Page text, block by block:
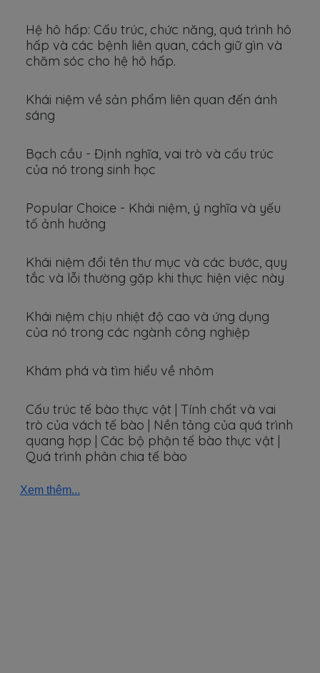
Hệ hô hấp: Cấu trúc, chức năng, quá trình hô
hấp và các bệnh liên quan, cách giữ gìn và
chăm sóc cho hệ hô hấp.
Khái niệm về sản phẩm liên quan đến ánh
sáng
Bạch cầu - Định nghĩa, vai trò và cấu trúc
của nó trong sinh học
Popular Choice - Khái niệm, ý nghĩa và yếu
tố ảnh hưởng
Khái niệm đổi tên thư mục và các bước, quy
tắc và lỗi thường gặp khi thực hiện việc này
Khái niệm chịu nhiệt độ cao và ứng dụng
của nó trong các ngành công nghiệp
Khám phá và tìm hiểu về nhôm
Cấu trúc tế bào thực vật | Tính chất và vai
trò của vách tế bào | Nền tảng của quá trình
quang hợp | Các bộ phận tế bào thực vật |
Quá trình phân chia tế bào
Xem thêm...